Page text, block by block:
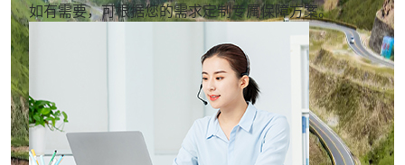
如有需要，可根据您的需求定制专属保障方案。